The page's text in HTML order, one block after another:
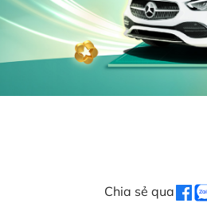
Chia sẻ qua